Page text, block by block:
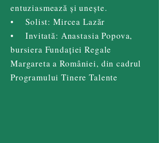
entuziasmează și unește.
• Solist: Mircea Lazăr
• Invitată: Anastasia Popova,
bursiera Fundației Regale
Margareta a României, din cadrul
Programului Tinere Talente